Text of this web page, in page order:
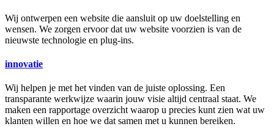
Wij ontwerpen een website die aansluit op uw doelstelling en
wensen. We zorgen ervoor dat uw website voorzien is van de
nieuwste technologie en plug-ins.
innovatie
Wij helpen je met het vinden van de juiste oplossing. Een
transparante werkwijze waarin jouw visie altijd centraal staat. We
maken een rapportage overzicht waarop u precies kunt zien wat uw
klanten willen en hoe we dat samen met u kunnen bereiken.